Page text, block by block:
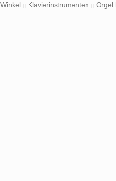
Winkel Klavierinstrumenten Orgel